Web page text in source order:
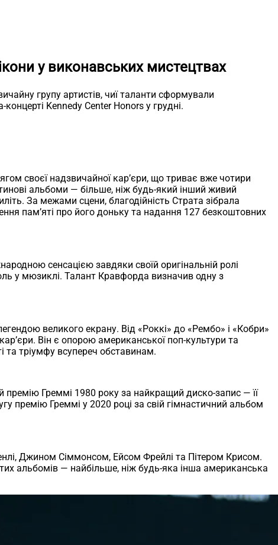
у виконавських мистецтвах
групу артистів, чиї таланти сформували
Kennedy Center Honors у грудні.
своєї надзвичайної кар’єри, що триває вже чотири
альбоми — більше, ніж будь-який інший живий
За межами сцени, благодійність Страта зібрала
пам’яті про його доньку та надання 127 безкоштовних
сенсацією завдяки своїй оригінальній ролі
у мюзиклі. Талант Кравфорда визначив одну з
великого екрану. Від «Роккі» до «Рембо» і «Кобри»
Він є опорою американської поп-культури та
та тріумфу всупереч обставинам.
премію Греммі 1980 року за найкращий диско-запис — її
премію Греммі у 2020 році за свій гімнастичний альбом
Джином Сіммонсом, Ейсом Фрейлі та Пітером Крисом.
альбомів — найбільше, ніж будь-яка інша американська